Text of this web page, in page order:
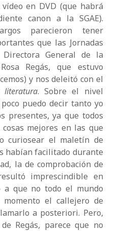
en DVD (que habrá
canon a la SGAE).
parecieron tener
que las Jornadas
General de la
Regás, que estuvo
y nos deleitó con el
literatura. Sobre el nivel
puedo decir tanto yo
presentes, ya que todos
mejores en las que
curiosear el maletín de
habían facilitado durante
la de comprobación de
imprescindible en
a que no todo el mundo
el callejero de
a posteriori. Pero,
Regás, parece que no